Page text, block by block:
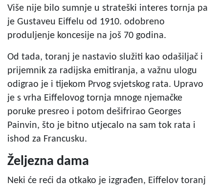
Više nije bilo sumnje u strateški interes tornja pa
je Gustaveu Eiffelu od 1910. odobreno
produljenje koncesije na još 70 godina.
Od tada, toranj je nastavio služiti kao odašiljač i
prijemnik za radijska emitiranja, a važnu ulogu
odigrao je i tijekom Prvog svjetskog rata. Upravo
je s vrha Eiffelovog tornja mnoge njemačke
poruke presreo i potom dešifrirao Georges
Painvin, što je bitno utjecalo na sam tok rata i
ishod za Francusku.
Željezna dama
Neki će reći da otkako je izgrađen, Eiffelov toranj